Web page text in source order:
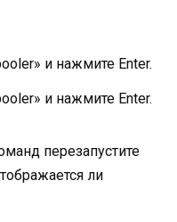
и нажмите Enter.
и нажмите Enter.
перезапустите
ли